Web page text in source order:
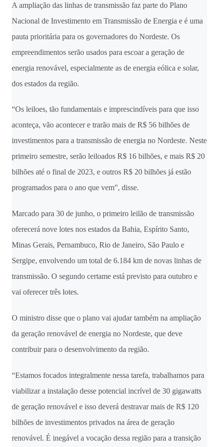
A ampliação das linhas de transmissão faz parte do Plano
Nacional de Investimento em Transmissão de Energia e é uma
pauta prioritária para os governadores do Nordeste. Os
empreendimentos serão usados para escoar a geração de
energia renovável, especialmente as de energia eólica e solar,
dos estados da região.
“Os leiloes, tão fundamentais e imprescindíveis para que isso
aconteça, vão acontecer e trarão mais de R$ 56 bilhões de
investimentos para a transmissão de energia no Nordeste. Neste
primeiro semestre, serão leiloados R$ 16 bilhões, e mais R$ 20
bilhões até o final de 2023, e outros R$ 20 bilhões já estão
programados para o ano que vem”, disse.
Marcado para 30 de junho, o primeiro leilão de transmissão
oferecerá nove lotes nos estados da Bahia, Espírito Santo,
Minas Gerais, Pernambuco, Rio de Janeiro, São Paulo e
Sergipe, envolvendo um total de 6.184 km de novas linhas de
transmissão. O segundo certame está previsto para outubro e
vai oferecer três lotes.
O ministro disse que o plano vai ajudar também na ampliação
da geração renovável de energia no Nordeste, que deve
contribuir para o desenvolvimento da região.
“Estamos focados integralmente nessa tarefa, trabalhamos para
viabilizar a instalação desse potencial incrível de 30 gigawatts
de geração renovável e isso deverá destravar mais de R$ 120
bilhões de investimentos privados na área de geração
renovável. É inegável a vocação dessa região para a transição